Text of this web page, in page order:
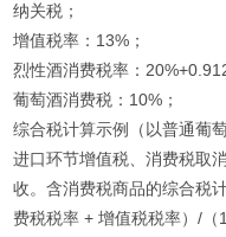
纳关税；
增值税率：13%；
烈性酒消费税率：
葡萄酒消费税：10%；
综合税计算示例（以普通葡
进口环节增值税、消费税取
收。含消费税商品的综合税
费税税率 + 增值税税率）/